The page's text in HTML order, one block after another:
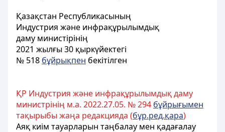
Қазақстан Республикасының
Индустрия және инфрақұрылымдық
даму министірінің
2021 жылғы 30 қыркүйектегі
№ 518 бұйрықпен бекітілген
ҚР Индустрия және инфрақұрылымдық даму
министрінің м.а. 2022.27.05. № 294 бұйрығымен
тақырыбы жаңа редакцияда (бұр.ред.қара)
Аяқ киім тауарларын таңбалау мен қадағалау